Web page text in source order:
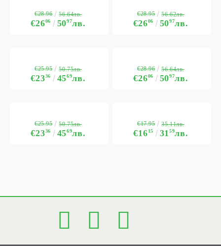
€2606 5097лв.
€28.96 56.64лв.
€2606 5097лв.
€28.95 56.62лв.
€2336 4569лв.
€25.95 50.75лв.
€2606 5097лв.
€28.96 56.64лв.
€2336 4569лв.
€25.95 50.75лв.
€1615 3159лв.
€17.95 35.11лв.